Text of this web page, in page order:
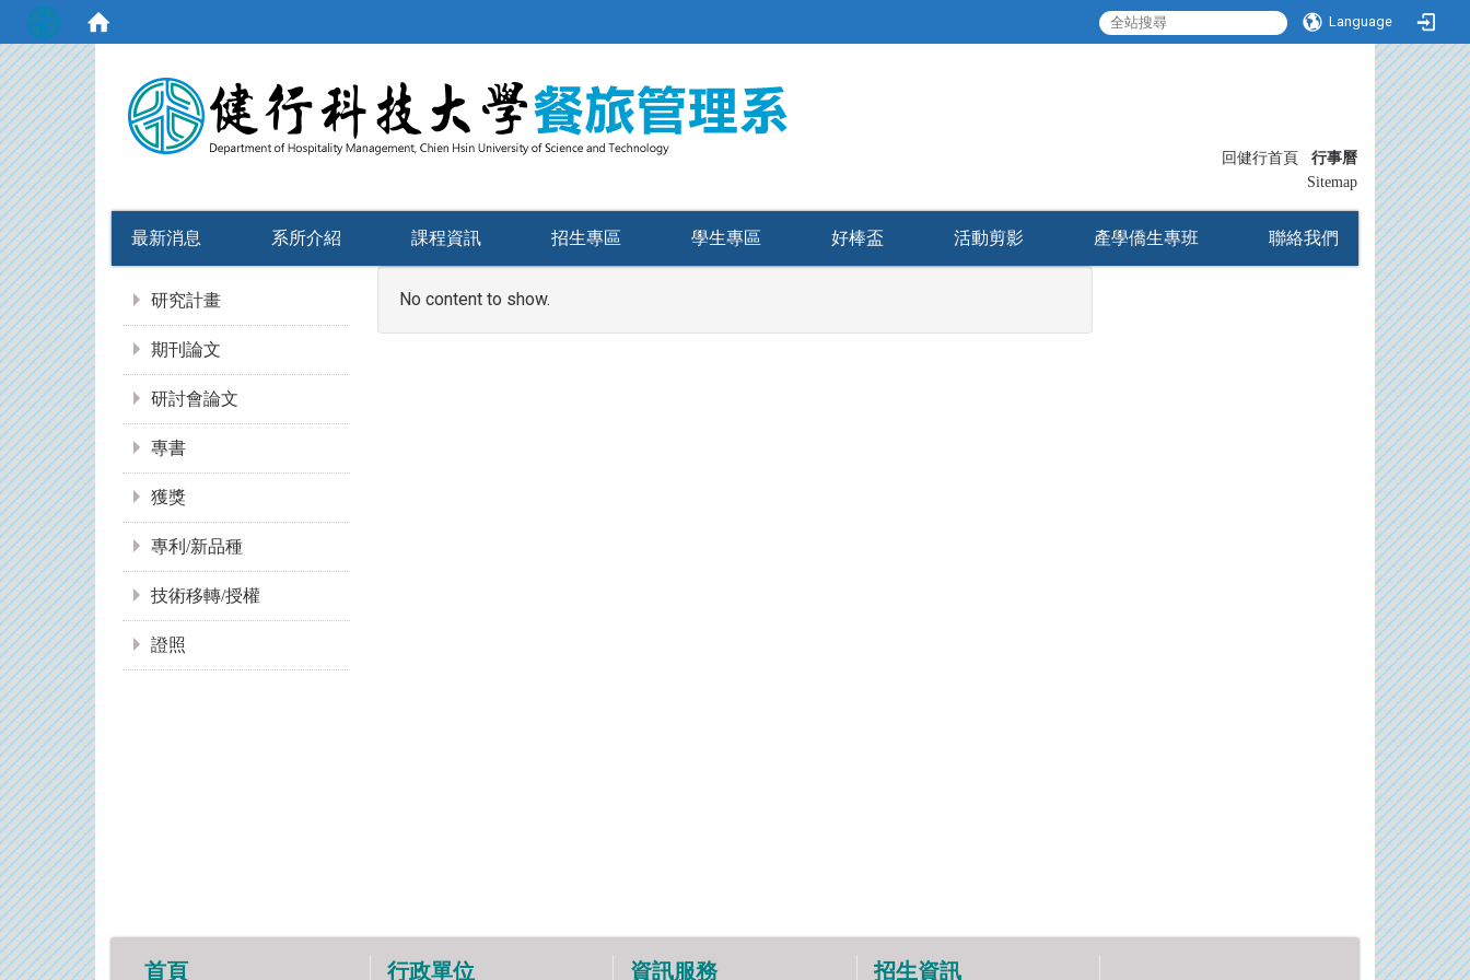
Language
回健行首頁
行事曆
Sitemap
最新消息 系所介紹 課程資訊 招生專區 學生專區 好棒盃 活動剪影 產學僑生專班 聯絡我們
研究計畫
期刊論文
研討會論文
專書
獲獎
專利/新品種
技術移轉/授權
證照
No content to show.
首頁 行政單位 資訊服務 招生資訊